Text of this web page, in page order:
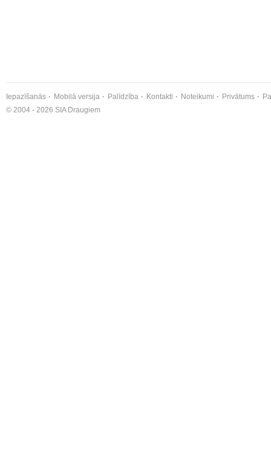
Iepazīšanās Mobilā versija Palīdzība Kontakti Noteikumi Privātums
© 2004 - 2026 SIA Draugiem